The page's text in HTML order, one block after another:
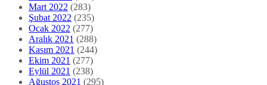
Mart 2022 (283)
Şubat 2022 (235)
Ocak 2022 (277)
Aralık 2021 (288)
Kasım 2021 (244)
Ekim 2021 (277)
Eylül 2021 (238)
Ağustos 2021 (295)